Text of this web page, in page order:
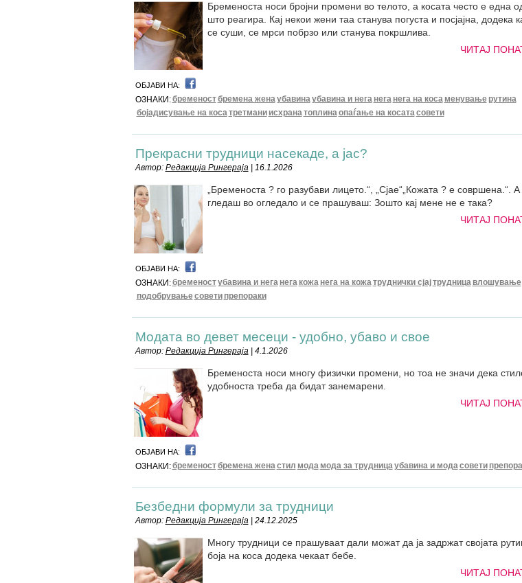
Бременоста носи бројни промени во телото, а косата често е една
што реагира. Кај некои жени таа станува погуста и посјајна, додека
се суши, се мрси побрзо или станува покршлива.
ЧИТАЈ
ОБЈАВИ НА:
ОЗНАКИ:бременостбремена женаубавинаубавина и нега нега нега на коса менување рутина
бојадисување на косатретмани исхранатоплинаопаѓање на косатасовети
Прекрасни трудници насекаде, а јас?
Автор: Редакција Рингераја| 16.1.2026
„Бременоста ? го разубави лицето.“, „Сјае“„Кожата ? е совршена.“. А
гледаш во огледало и се прашуваш: Зошто кај мене не е така?
ЧИТАЈ
ОБЈАВИ НА:
ОЗНАКИ:бременостубавина и нега нега кожа нега на кожатруднички сјајтрудница влошување
подобрувањесовети препораки
Модата во девет месеци - удобно, убаво и свое
Автор: Редакција Рингераја| 4.1.2026
Бременоста носи многу физички промени, но тоа не значи дека
удобноста треба да бидат занемарени.
ЧИТАЈ
ОБЈАВИ НА:
ОЗНАКИ:бременостбремена женастил мода мода за трудницаубавина и модасовети
Безбедни формули за трудници
Автор: Редакција Рингераја| 24.12.2025
Многу трудници се прашуваат дали можат да ја задржат својата
боја на коса додека чекаат бебе.
ЧИТАЈ